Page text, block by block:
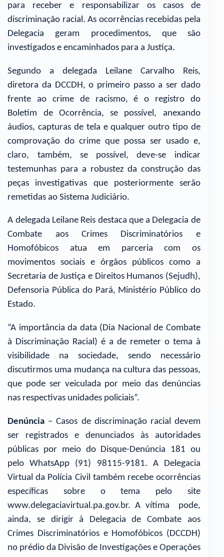
para receber e responsabilizar os casos de
discriminação racial. As ocorrências recebidas pela
Delegacia geram procedimentos, que são
investigados e encaminhados para a Justiça.
Segundo a delegada Leilane Carvalho Reis,
diretora da DCCDH, o primeiro passo a ser dado
frente ao crime de racismo, é o registro do
Boletim de Ocorrência, se possível, anexando
áudios, capturas de tela e qualquer outro tipo de
comprovação do crime que possa ser usado e,
claro, também, se possível, deve-se indicar
testemunhas para a robustez da construção das
peças investigativas que posteriormente serão
remetidas ao Sistema Judiciário.
A delegada Leilane Reis destaca que a Delegacia de
Combate aos Crimes Discriminatórios e
Homofóbicos atua em parceria com os
movimentos sociais e órgãos públicos como a
Secretaria de Justiça e Direitos Humanos (Sejudh),
Defensoria Pública do Pará, Ministério Público do
Estado.
“A importância da data (Dia Nacional de Combate
à Discriminação Racial) é a de remeter o tema à
visibilidade na sociedade, sendo necessário
discutirmos uma mudança na cultura das pessoas,
que pode ser veiculada por meio das denúncias
nas respectivas unidades policiais”.
Denúncia – Casos de discriminação racial devem
ser registrados e denunciados às autoridades
públicas por meio do Disque-Denúncia 181 ou
pelo WhatsApp (91) 98115-9181. A Delegacia
Virtual da Polícia Civil também recebe ocorrências
específicas sobre o tema pelo site
www.delegaciavirtual.pa.gov.br. A vítima pode,
ainda, se dirigir à Delegacia de Combate aos
Crimes Discriminatórios e Homofóbicos (DCCDH)
no prédio da Divisão de Investigações e Operações